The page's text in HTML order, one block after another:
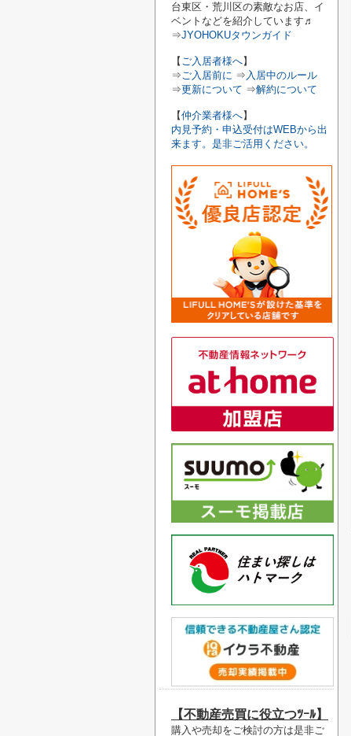
台東区・荒川区の素敵なお店、イ
ベントなどを紹介しています♬
⇒JYOHOKUタウンガイド
【 ご入居者様へ】
⇒ご入居前に ⇒ 入居中のルール
⇒更新について ⇒解約について
【仲介業者様へ】
内見予約・申込受付はWEBから出
来ます。是非ご活用ください。
【不動産売買に役立つﾂｰﾙ】
購入や売却をご検討の方は是非ご